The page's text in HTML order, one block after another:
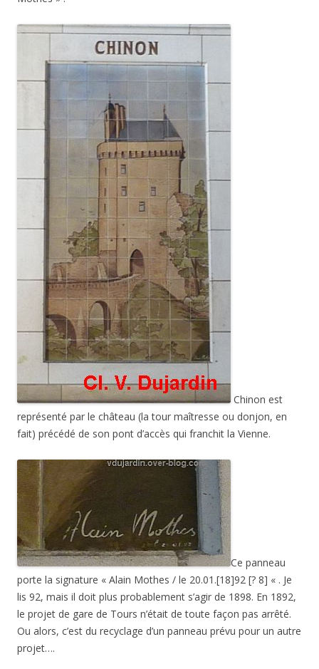
Chinon est
représenté par le château (la tour maîtresse ou donjon, en
fait) précédé de son pont d’accès qui franchit la Vienne.
Ce panneau
porte la signature « Alain Mothes / le 20.01.[18]92 [? 8] « . Je
lis 92, mais il doit plus probablement s’agir de 1898. En 1892,
le projet de gare de Tours n’était de toute façon pas arrêté.
Ou alors, c’est du recyclage d’un panneau prévu pour un autre
projet….